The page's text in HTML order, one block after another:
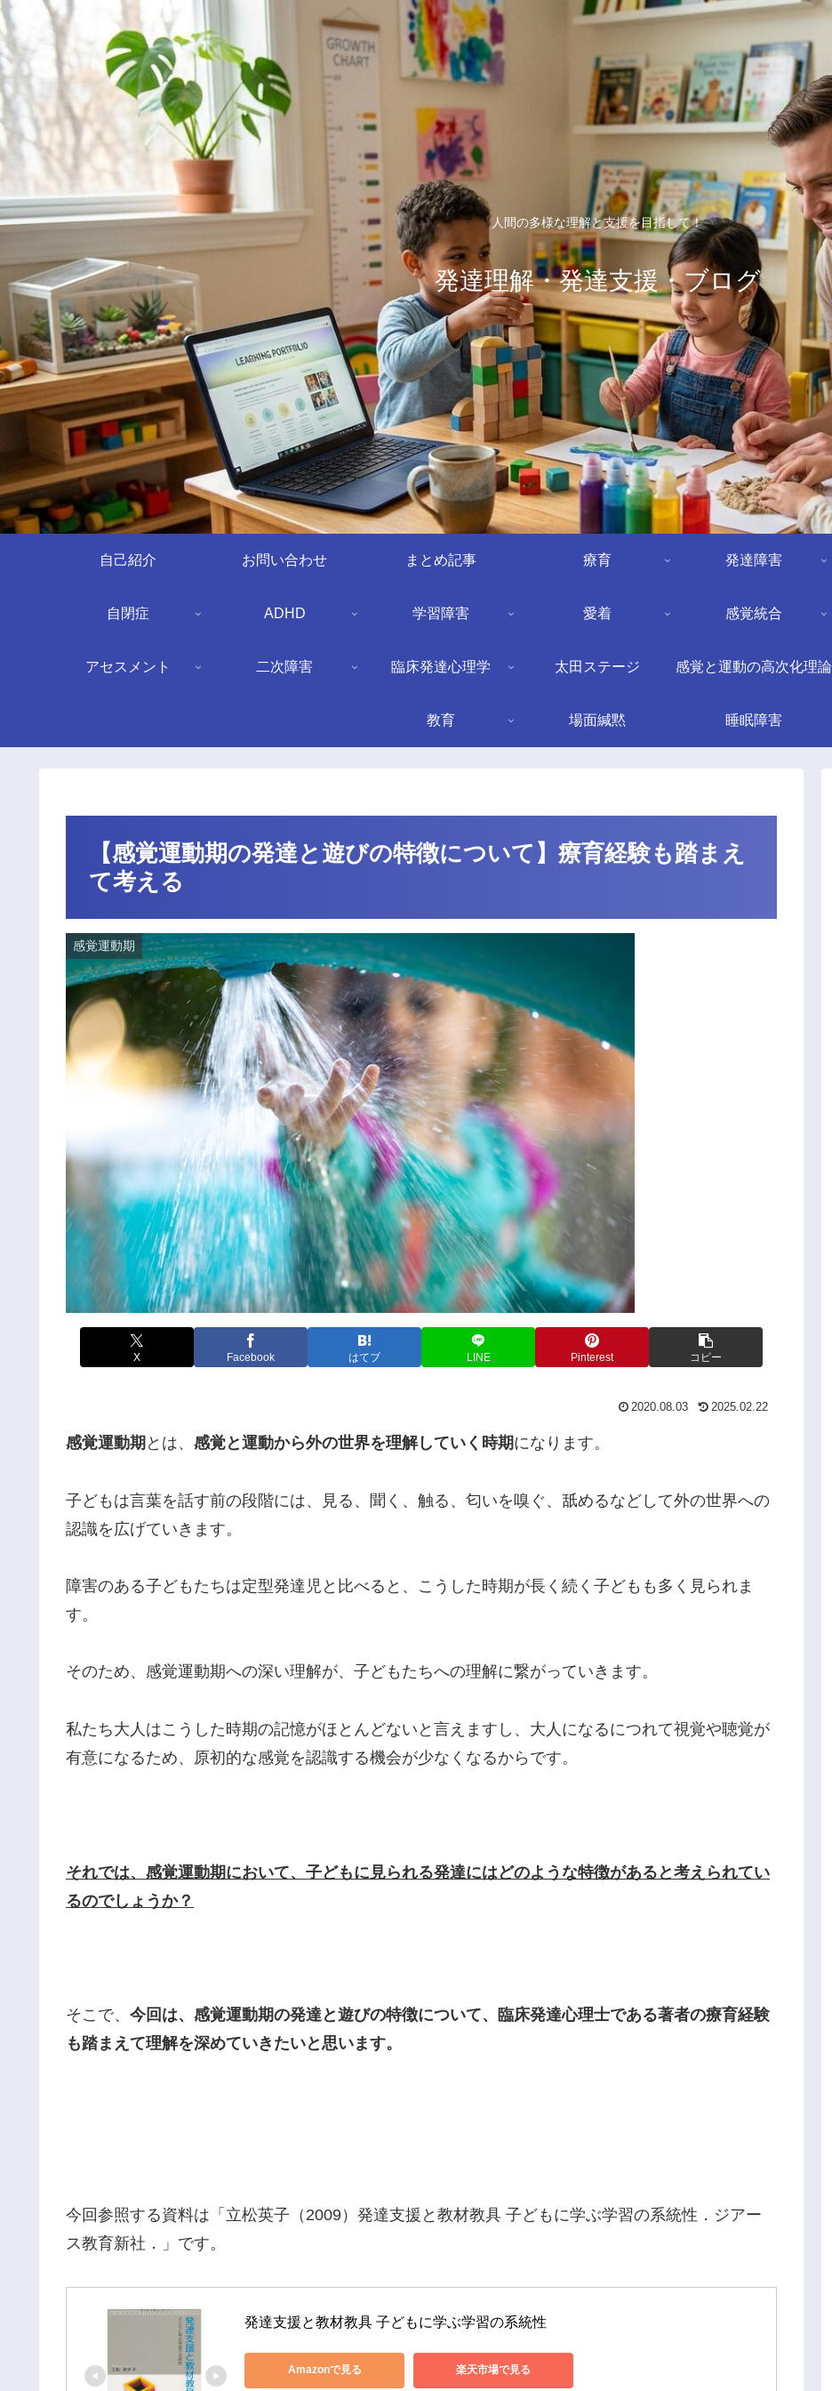
人間の多様な理解と支援を目指して！
発達理解・発達支援・ブログ
自己紹介 お問い合わせ まとめ記事 療育 発達障害
自閉症 ADHD 学習障害 愛着 感覚統合
アセスメント 二次障害 臨床発達心理学 太田ステージ 感覚と運動の高次化理論
教育 場面緘黙 睡眠障害
【感覚運動期の発達と遊びの特徴について】療育経験も踏まえ
て考える
感覚運動期
X Facebook はてブ LINE Pinterest コピー
2020.08.03 2025.02.22
感覚運動期 とは、 感覚と運動から外の世界を理解していく時期になります。
子どもは言葉を話す前の段階には、見る、聞く、触る、匂いを嗅ぐ、舐めるなどして外の世界への
認識を広げていきます。
障害のある子どもたちは定型発達児と比べると、こうした時期が長く続く子どもも多く見られま
す。
そのため、感覚運動期への深い理解が、子どもたちへの理解に繋がっていきます。
私たち大人はこうした時期の記憶がほとんどないと言えますし、大人になるにつれて視覚や聴覚が
有意になるため、原初的な感覚を認識する機会が少なくなるからです。
それでは、感覚運動期において、子どもに見られる発達にはどのような特徴があると考えられてい
るのでしょうか？
そこで、 今回は、感覚運動期の発達と遊びの特徴について、臨床発達心理士である著者の療育経験
も踏まえて理解を深めていきたいと思います。
今回参照する資料は「立松英子（2009）発達支援と教材教具 子どもに学ぶ学習の系統性．ジアー
ス教育新社．」です。
発達支援と教材教具 子どもに学ぶ学習の系統性
Amazonで見る 楽天市場で見る